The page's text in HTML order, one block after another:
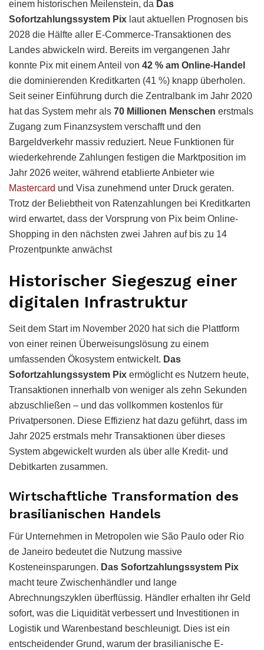
einem historischen Meilenstein, da Das
Sofortzahlungssystem Pix laut aktuellen Prognosen bis
2028 die Hälfte aller E-Commerce-Transaktionen des
Landes abwickeln wird. Bereits im vergangenen Jahr
konnte Pix mit einem Anteil von 42 % am Online-Handel
die dominierenden Kreditkarten (41 %) knapp überholen.
Seit seiner Einführung durch die Zentralbank im Jahr 2020
hat das System mehr als 70 Millionen Menschen erstmals
Zugang zum Finanzsystem verschafft und den
Bargeldverkehr massiv reduziert. Neue Funktionen für
wiederkehrende Zahlungen festigen die Marktposition im
Jahr 2026 weiter, während etablierte Anbieter wie
Mastercard und Visa zunehmend unter Druck geraten.
Trotz der Beliebtheit von Ratenzahlungen bei Kreditkarten
wird erwartet, dass der Vorsprung von Pix beim Online-
Shopping in den nächsten zwei Jahren auf bis zu 14
Prozentpunkte anwächst
Historischer Siegeszug einer
digitalen Infrastruktur
Seit dem Start im November 2020 hat sich die Plattform
von einer reinen Überweisungslösung zu einem
umfassenden Ökosystem entwickelt. Das
Sofortzahlungssystem Pix ermöglicht es Nutzern heute,
Transaktionen innerhalb von weniger als zehn Sekunden
abzuschließen – und das vollkommen kostenlos für
Privatpersonen. Diese Effizienz hat dazu geführt, dass im
Jahr 2025 erstmals mehr Transaktionen über dieses
System abgewickelt wurden als über alle Kredit- und
Debitkarten zusammen.
Wirtschaftliche Transformation des
brasilianischen Handels
Für Unternehmen in Metropolen wie São Paulo oder Rio
de Janeiro bedeutet die Nutzung massive
Kosteneinsparungen. Das Sofortzahlungssystem Pix
macht teure Zwischenhändler und lange
Abrechnungszyklen überflüssig. Händler erhalten ihr Geld
sofort, was die Liquidität verbessert und Investitionen in
Logistik und Warenbestand beschleunigt. Dies ist ein
entscheidender Grund, warum der brasilianische E-